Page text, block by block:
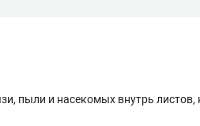
пыли и насекомых внутрь листов,